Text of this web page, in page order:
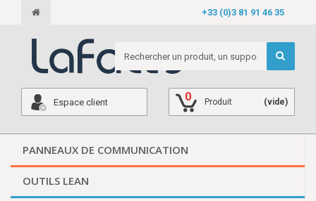
+33 (0)3 81 91 46 35
Espace client 0 Produit (vide)
PANNEAUX DE COMMUNICATION
OUTILS LEAN